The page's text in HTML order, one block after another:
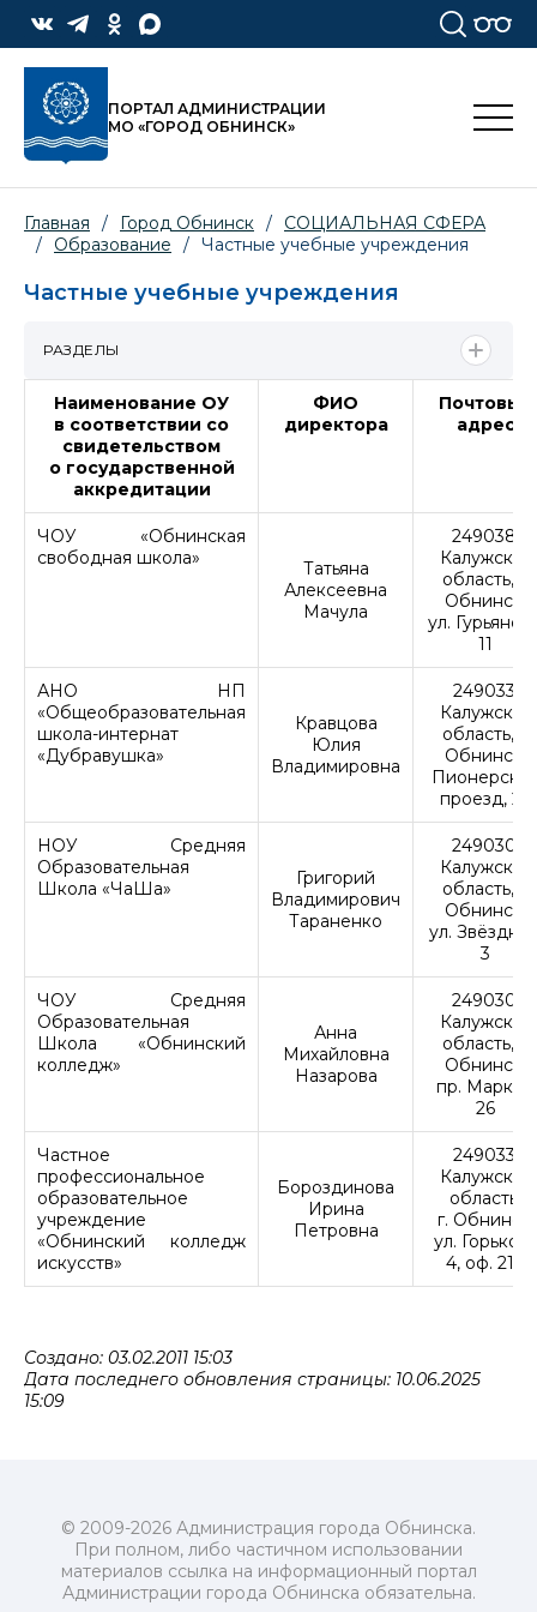
ПОРТАЛ АДМИНИСТРАЦИИ
МО «ГОРОД ОБНИНСК»
Главная / Город Обнинск /
СОЦИАЛЬНАЯ СФЕРА
/
Образование / Частные учебные учреждения
Частные учебные учреждения
Наименование ОУ
в соответствии со
свидетельством
о государственной
аккредитации
ФИО
директора
Почтовый
адрес
ЧОУ «Обнинская
свободная школа»
Татьяна
Алексеевна
Мачула
249038,
Калужская
область, г.
Обнинск,
ул.
11
АНО НП
«Общеобразовательная
школа-интернат
«Дубравушка»
Кравцова
Юлия
Владимировна
249033,
Калужская
область, г.
Обнинск,
проезд, 29
НОУ Средняя
Образовательная
Школа «ЧаШа»
Григорий
Владимирович
Тараненко
249030,
Калужская
область, г.
Обнинск,
ул.
3
ЧОУ Средняя
Образовательная
Школа «Обнинский
колледж»
Анна
Михайловна
Назарова
249030,
Калужская
область, г.
Обнинск,
пр. Маркса,
26
Частное
профессиональное
образовательное
учреждение
«Обнинский колледж
искусств»
Бороздинова
Ирина
Петровна
249033,
Калужская
область,
г. Обнинск,
ул. Горького
4, оф. 210
Создано: 03.02.2011 15:03
Дата последнего обновления страницы: 10.06.2025
15:09
РАЗДЕЛЫ
© 2009-2026 Администрация города Обнинска.
При полном, либо частичном использовании
материалов ссылка на информационный портал
Администрации города Обнинска обязательна.